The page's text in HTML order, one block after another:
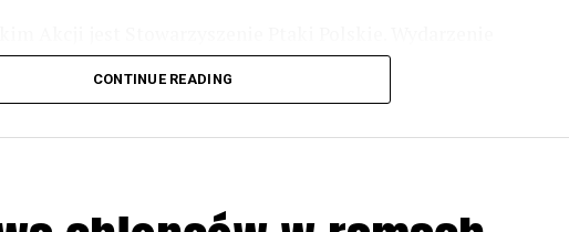
lutego 2023 r. wg harmonogramu przedstawionego na
do udziału w Akcji, włączenia się w aktywne
CONTINUE READING